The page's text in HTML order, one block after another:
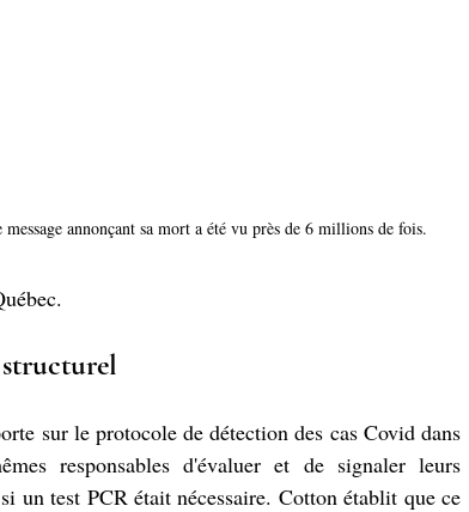
message annonçant sa mort a été vu près de 6 millions de fois.
sur le protocole de détection des cas Covid dans
responsables d'évaluer et de signaler leurs
un test PCR était nécessaire. Cotton établit que ce